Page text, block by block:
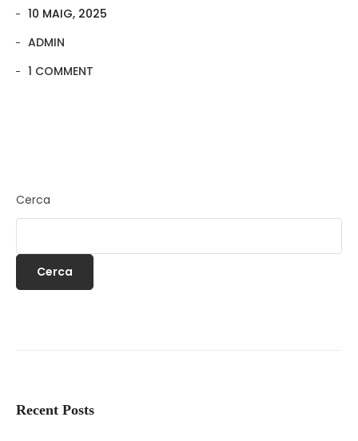
10 MAIG, 2025
ADMIN
1 COMMENT
Cerca
Cerca
Recent Posts